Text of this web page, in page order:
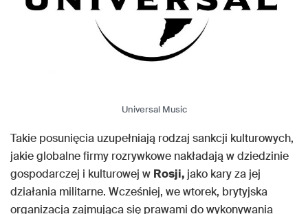
Universal Music
Takie posunięcia uzupełniają rodzaj sankcji kulturowych,
jakie globalne firmy rozrywkowe nakładają w dziedzinie
gospodarczej i kulturowej w Rosji, jako kary za jej
działania militarne. Wcześniej, we wtorek, brytyjska
organizacja zajmująca się prawami do wykonywania